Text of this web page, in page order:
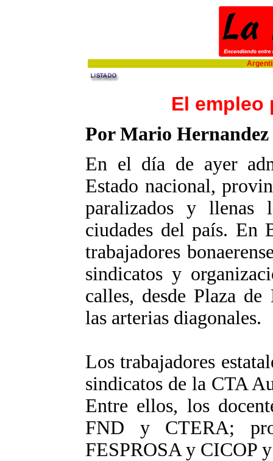
El
Por Mario Hernandez
En el día de ayer
Estado nacional,
paralizados y llenas
ciudades del país. En
trabajadores
sindicatos y
calles, desde Plaza
las arterias diagonales.
Los trabajadores
sindicatos de la CTA
Entre ellos, los
FND y CTERA;
FESPROSA y CICOP